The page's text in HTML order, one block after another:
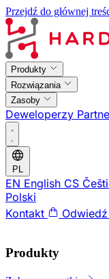
Przejdź do głównej
Produkty
Rozwiązania
Zasoby
Deweloperzy
PL
EN English CS
Polski
Kontakt
Produkty